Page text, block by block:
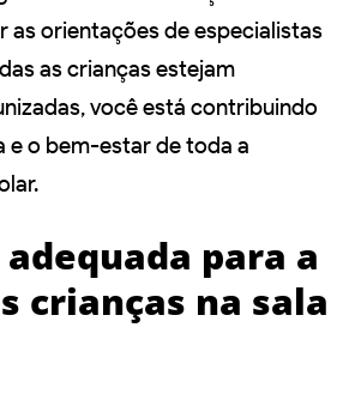
as orientações de especialistas
as crianças estejam
você está contribuindo
e o bem-estar de toda a
para a
crianças na sala